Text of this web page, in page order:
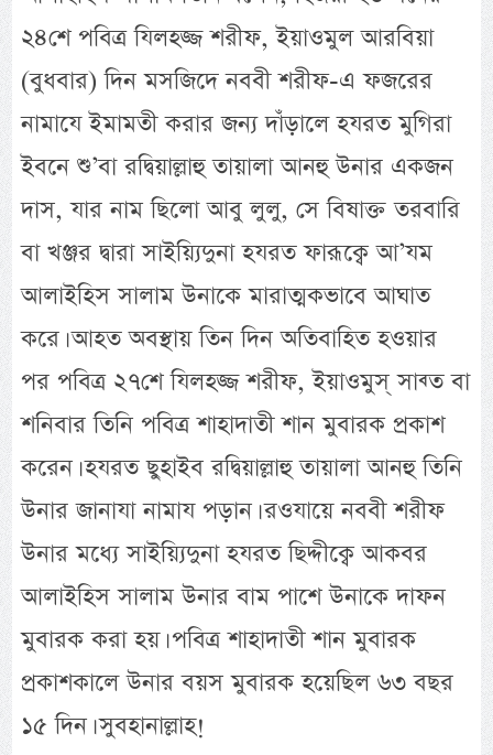
২৪শে পবিত্র যিলহজ্জ শরীফ, ইয়াওমুল আরবিয়া
(বুধবার) দিন মসজিদে নববী শরীফ-এ ফজরের
নামাযে ইমামতী করার জন্য দাঁড়ালে হযরত মুগিরা
ইবনে শু’বা রদ্বিয়াল্লাহু তায়ালা আনহু উনার একজন
দাস, যার নাম ছিলো আবু লুলু, সে বিষাক্ত তরবারি
বা খঞ্জর দ্বারা সাইয়্যিদুনা হযরত ফারূক্বে আ’যম
আলাইহিস সালাম উনাকে মারাত্মকভাবে আঘাত
করে। আহত অবস্থায় তিন দিন অতিবাহিত হওয়ার
পর পবিত্র ২৭শে যিলহজ্জ শরীফ, ইয়াওমুস্ সাব্ত বা
শনিবার তিনি পবিত্র শাহাদাতী শান মুবারক প্রকাশ
করেন। হযরত ছুহাইব রদ্বিয়াল্লাহু তায়ালা আনহু তিনি
উনার জানাযা নামায পড়ান। রওযায়ে নববী শরীফ
উনার মধ্যে সাইয়্যিদুনা হযরত ছিদ্দীক্বে আকবর
আলাইহিস সালাম উনার বাম পাশে উনাকে দাফন
মুবারক করা হয়। পবিত্র শাহাদাতী শান মুবারক
প্রকাশকালে উনার বয়স মুবারক হয়েছিল ৬৩ বছর
১৫ দিন। সুবহানাল্লাহ!